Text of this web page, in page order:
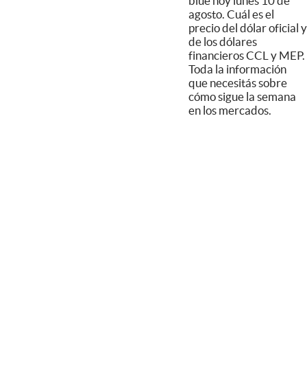
agosto. Cuál es el
precio del dólar oficial y
de los dólares
financieros CCL y MEP.
Toda la información
que necesitás sobre
cómo sigue la semana
en los mercados.